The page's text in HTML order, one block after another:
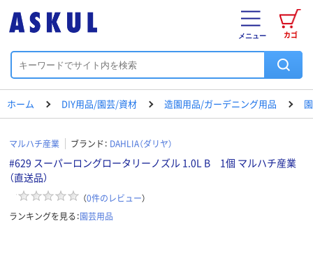
カゴ
メニュー
ホーム DIY用品/園芸/資材 造園用品/ガーデニング用品
マルハチ産業 ブランド： DAHLIA（ダリヤ）
#629 スーパーロングロータリーノズル 1.0L B 1個 マルハチ産業
（直送品）
（0件のレビュー）
ランキングを見る：園芸用品